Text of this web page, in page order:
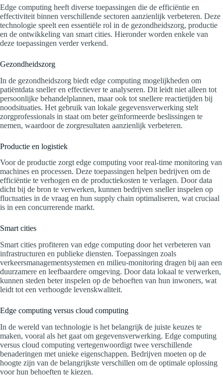
Edge computing heeft diverse toepassingen die de efficiëntie en
effectiviteit binnen verschillende sectoren aanzienlijk verbeteren. Deze
technologie speelt een essentiële rol in de gezondheidszorg, productie
en de ontwikkeling van smart cities. Hieronder worden enkele van
deze toepassingen verder verkend.
Gezondheidszorg
In de gezondheidszorg biedt edge computing mogelijkheden om
patiëntdata sneller en effectiever te analyseren. Dit leidt niet alleen tot
persoonlijke behandelplannen, maar ook tot snellere reactietijden bij
noodsituaties. Het gebruik van lokale gegevensverwerking stelt
zorgprofessionals in staat om beter geïnformeerde beslissingen te
nemen, waardoor de zorgresultaten aanzienlijk verbeteren.
Productie en logistiek
Voor de productie zorgt edge computing voor real-time monitoring van
machines en processen. Deze toepassingen helpen bedrijven om de
efficiëntie te verhogen en de productiekosten te verlagen. Door data
dicht bij de bron te verwerken, kunnen bedrijven sneller inspelen op
fluctuaties in de vraag en hun supply chain optimaliseren, wat cruciaal
is in een concurrerende markt.
Smart cities
Smart cities profiteren van edge computing door het verbeteren van
infrastructuren en publieke diensten. Toepassingen zoals
verkeersmanagementsystemen en milieu-monitoring dragen bij aan een
duurzamere en leefbaardere omgeving. Door data lokaal te verwerken,
kunnen steden beter inspelen op de behoeften van hun inwoners, wat
leidt tot een verhoogde levenskwaliteit.
Edge computing versus cloud computing
In de wereld van technologie is het belangrijk de juiste keuzes te
maken, vooral als het gaat om gegevensverwerking. Edge computing
versus cloud computing vertegenwoordigt twee verschillende
benaderingen met unieke eigenschappen. Bedrijven moeten op de
hoogte zijn van de belangrijkste verschillen om de optimale oplossing
voor hun behoeften te kiezen.